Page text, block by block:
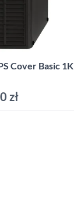
Cover Basic 1K
zł